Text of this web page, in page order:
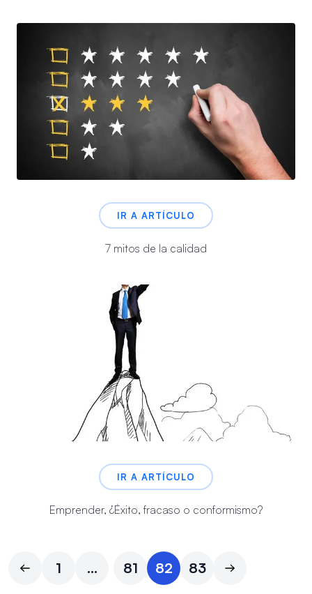
IR A ARTÍCULO
7 mitos de la calidad
IR A ARTÍCULO
Emprender, ¿Éxito, fracaso o conformismo?
1 ... 81 82 83